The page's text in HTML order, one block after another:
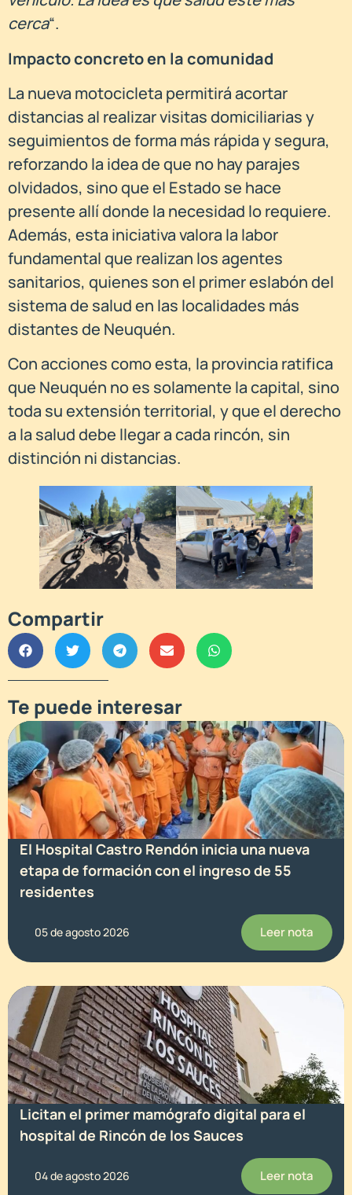
cerca“.
Impacto concreto en la comunidad
La nueva motocicleta permitirá acortar
distancias al realizar visitas domiciliarias y
seguimientos de forma más rápida y segura,
reforzando la idea de que no hay parajes
olvidados, sino que el Estado se hace
presente allí donde la necesidad lo requiere.
Además, esta iniciativa valora la labor
fundamental que realizan los agentes
sanitarios, quienes son el primer eslabón del
sistema de salud en las localidades más
distantes de Neuquén.
Con acciones como esta, la provincia ratifica
que Neuquén no es solamente la capital, sino
toda su extensión territorial, y que el derecho
a la salud debe llegar a cada rincón, sin
distinción ni distancias.
Compartir
Te puede interesar
El Hospital Castro Rendón inicia una nueva
etapa de formación con el ingreso de 55
residentes
05 de agosto 2026 Leer nota
Licitan el primer mamógrafo digital para el
hospital de Rincón de los Sauces
04 de agosto 2026 Leer nota